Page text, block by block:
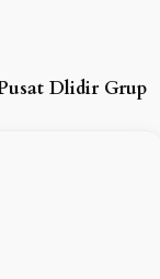
Dlidir Grup